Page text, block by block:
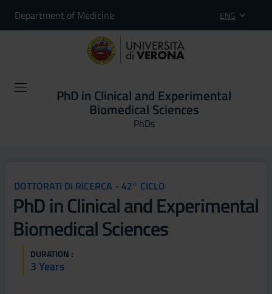
Department of Medicine ENG
PhD in Clinical and Experimental
Biomedical Sciences
PhDs
DOTTORATI DI RICERCA - 42° CICLO
PhD in Clinical and Experimental
Biomedical Sciences
DURATION :
3 Years